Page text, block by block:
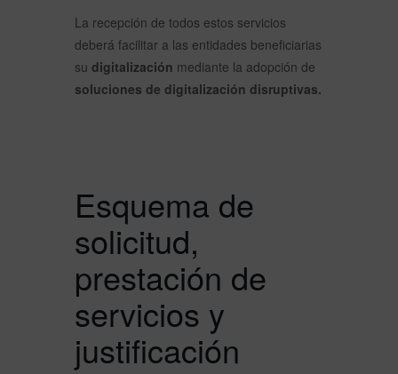
La recepción de todos estos servicios
deberá facilitar a las entidades beneficiarias
su digitalización mediante la adopción de
soluciones de digitalización disruptivas.
Esquema de
solicitud,
prestación de
servicios y
justificación